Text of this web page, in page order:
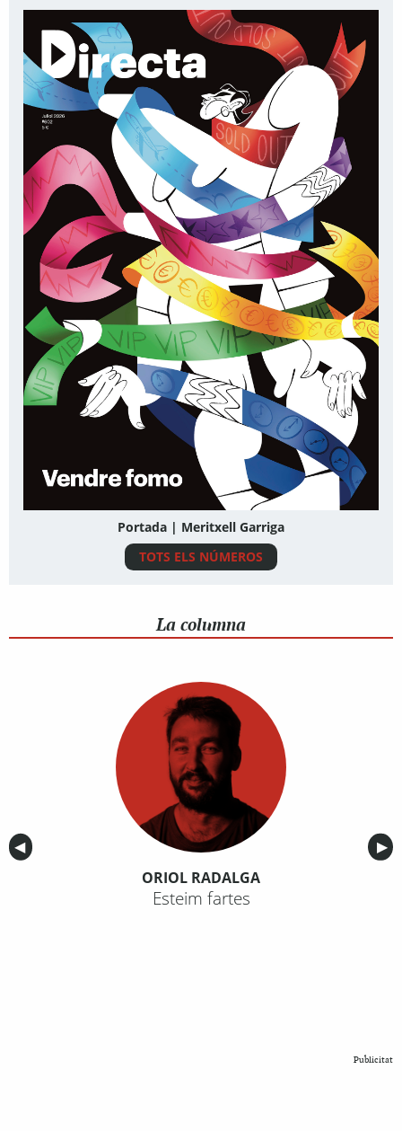
Portada | Meritxell Garriga
TOTS ELS NÚMEROS
La columna
Anterior
◀︎ ▶︎
ORIOL RADALGA
Esteim fartes
Publicitat